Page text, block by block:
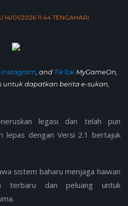
14/01/2026 11:44 TENGAHARI
Instagram , and TikTok MyGameOn,
dapatkan berita e-sukan,
legasi dan telah pun
lepas dengan Versi 2.1 bertajuk
sistem baharu menjaga haiwan
terbaru dan peluang untuk